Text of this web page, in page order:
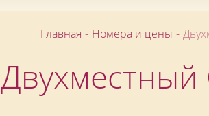
Главная - Номера и цены -
Двухместный